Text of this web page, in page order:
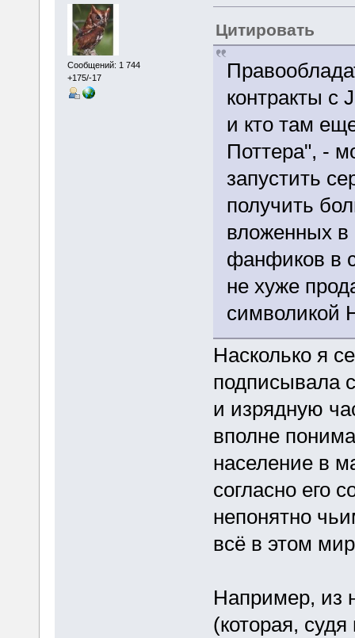
Сообщений: 1 744
+175/-17
Цитировать
контракты с
и кто там
Поттера", -
запустить
получить
вложенных в
фанфиков в
не хуже
символикой
Насколько я
подписывала
и изрядную
вполне
население в
согласно его
непонятно
всё в этом
Например, из
(которая,